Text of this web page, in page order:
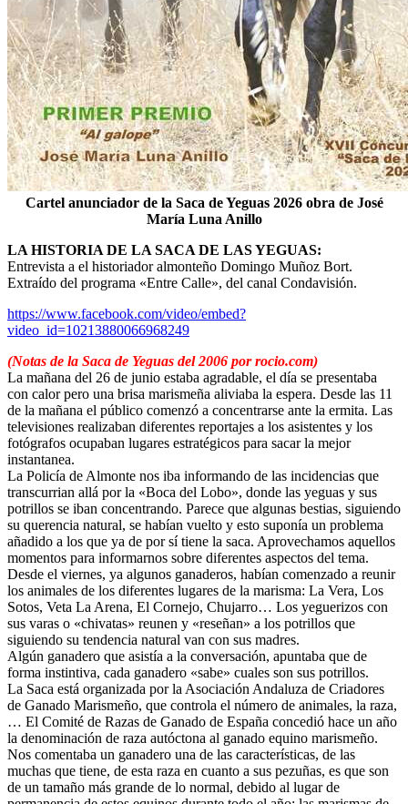
Cartel anunciador de la Saca de Yeguas 2026 obra de José
María Luna Anillo
LA HISTORIA DE LA SACA DE LAS YEGUAS:
Entrevista a el historiador almonteño Domingo Muñoz Bort.
Extraído del programa «Entre Calle», del canal Condavisión.
https://www.facebook.com/video/embed?
video_id=10213880066968249
(Notas de la Saca de Yeguas del 2006 por rocio.com)
La mañana del 26 de junio estaba agradable, el día se presentaba
con calor pero una brisa marismeña aliviaba la espera. Desde las 11
de la mañana el público comenzó a concentrarse ante la ermita. Las
televisiones realizaban diferentes reportajes a los asistentes y los
fotógrafos ocupaban lugares estratégicos para sacar la mejor
instantanea.
La Policía de Almonte nos iba informando de las incidencias que
transcurrian allá por la «Boca del Lobo», donde las yeguas y sus
potrillos se iban concentrando. Parece que algunas bestias, siguiendo
su querencia natural, se habían vuelto y esto suponía un problema
añadido a los que ya de por sí tiene la saca. Aprovechamos aquellos
momentos para informarnos sobre diferentes aspectos del tema.
Desde el viernes, ya algunos ganaderos, habían comenzado a reunir
los animales de los diferentes lugares de la marisma: La Vera, Los
Sotos, Veta La Arena, El Cornejo, Chujarro… Los yeguerizos con
sus varas o «chivatas» reunen y «reseñan» a los potrillos que
siguiendo su tendencia natural van con sus madres.
Algún ganadero que asistía a la conversación, apuntaba que de
forma instintiva, cada ganadero «sabe» cuales son sus potrillos.
La Saca está organizada por la Asociación Andaluza de Criadores
de Ganado Marismeño, que controla el número de animales, la raza,
… El Comité de Razas de Ganado de España concedió hace un año
la denominación de raza autóctona al ganado equino marismeño.
Nos comentaba un ganadero una de las características, de las
muchas que tiene, de esta raza en cuanto a sus pezuñas, es que son
de un tamaño más grande de lo normal, debido al lugar de